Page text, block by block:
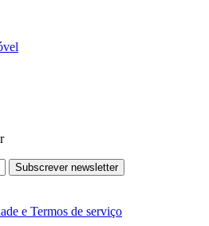
Subscrever newsletter
e Termos de serviço